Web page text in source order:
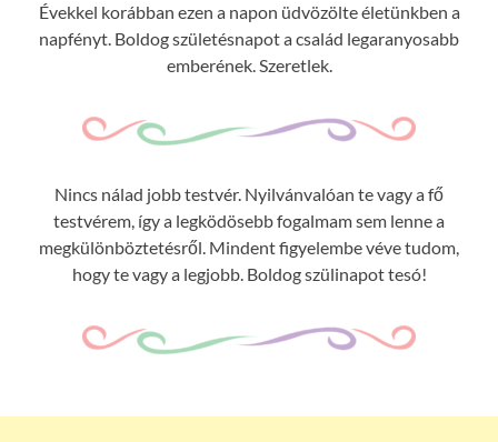
Évekkel korábban ezen a napon üdvözölte életünkben a
napfényt. Boldog születésnapot a család legaranyosabb
emberének. Szeretlek.
Nincs nálad jobb testvér. Nyilvánvalóan te vagy a fő
testvérem, így a legködösebb fogalmam sem lenne a
megkülönböztetésről. Mindent figyelembe véve tudom,
hogy te vagy a legjobb. Boldog szülinapot tesó!